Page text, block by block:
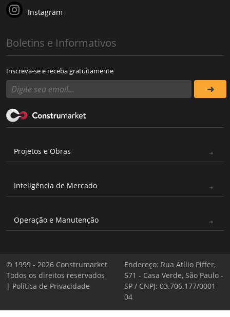
Instagram
Boletins e Informativos
Inscreva-se e receba gratuitamente
Projetos e Obras
Inteligência de Mercado
Operação e Manutenção
© 1999 - 2026 Construmarket
Todos os direitos reservados
| Política de Privacidade
Endereço: Rua Atílio Piffer,
571 - Casa Verde, São Paulo -
SP / CNPJ: 03.706.177/0001-
04